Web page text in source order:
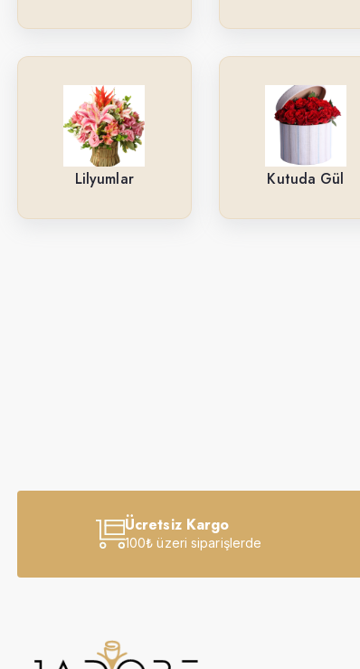
Aranjmanlar
Lilyumlar
Arkadaşa
Kutuda Gül
Lilyumlar Kutuda Gül
Ücretsiz Kargo
100₺ üzeri siparişlerde